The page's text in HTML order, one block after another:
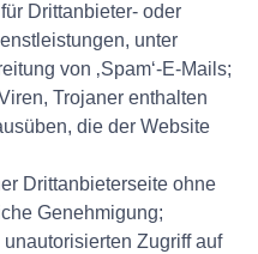
Drittanbieter- oder
unter
von ‚Spam‘-E-Mails;
Trojaner enthalten
die der Website
Drittanbieterseite ohne
Genehmigung;
Zugriff auf